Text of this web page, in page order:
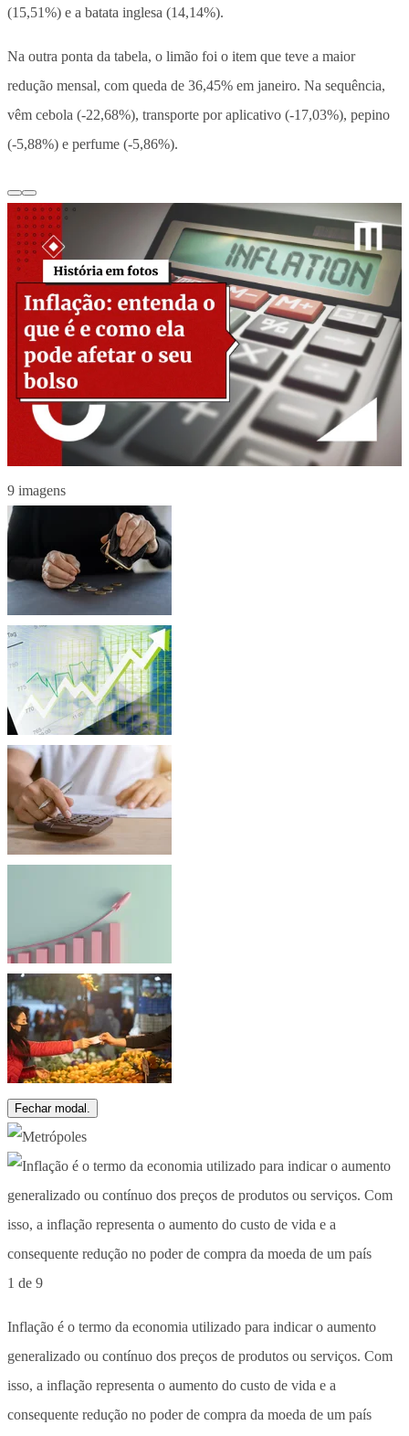
(15,51%) e a batata inglesa (14,14%).
Na outra ponta da tabela, o limão foi o item que teve a maior
redução mensal, com queda de 36,45% em janeiro. Na sequência,
vêm cebola (-22,68%), transporte por aplicativo (-17,03%), pepino
(-5,88%) e perfume (-5,86%).
9 imagens
Fechar modal.
1 de 9
Inflação é o termo da economia utilizado para indicar o aumento
generalizado ou contínuo dos preços de produtos ou serviços. Com
isso, a inflação representa o aumento do custo de vida e a
consequente redução no poder de compra da moeda de um país